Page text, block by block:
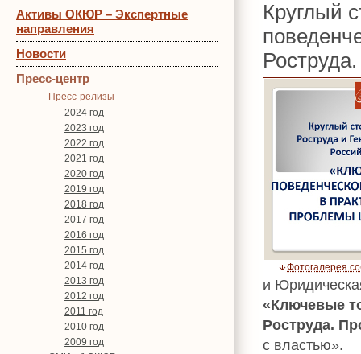
Активы ОКЮР – Экспертные
направления
Новости
Пресс-центр
Пресс-релизы
2024 год
2023 год
2022 год
2021 год
2020 год
2019 год
2018 год
2017 год
2016 год
2015 год
2014 год
2013 год
2012 год
2011 год
2010 год
2009 год
Круглый
Фотогалерея
и
«Ключевые
Роструда.
с властью».